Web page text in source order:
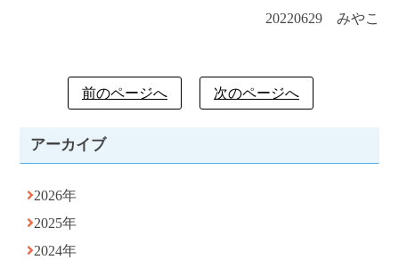
アーカイブ
2026年
2025年
2024年
20220629 みやこ
前のページへ 次のページへ